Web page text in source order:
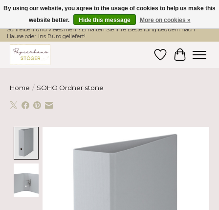
Hier finden Sie hochwertige Produkte im Bereich Schule, Büro, Papier,
Schreiben und vieles mehr! Erhalten Sie Ihre Bestellung bequem nach
Hause oder ins Büro geliefert!
WishlistCart
Home / SOHO Ordner stone
By using our website, you agree to the usage of cookies to help us make this
website better.
Hide this message More on cookies »